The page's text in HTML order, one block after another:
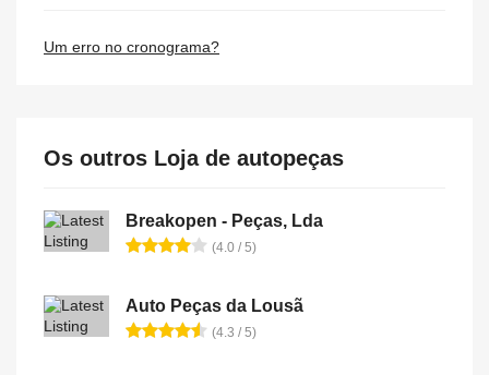
Um erro no cronograma?
Os outros Loja de autopeças
Breakopen - Peças, Lda
(4.0 / 5)
Auto Peças da Lousã
(4.3 / 5)